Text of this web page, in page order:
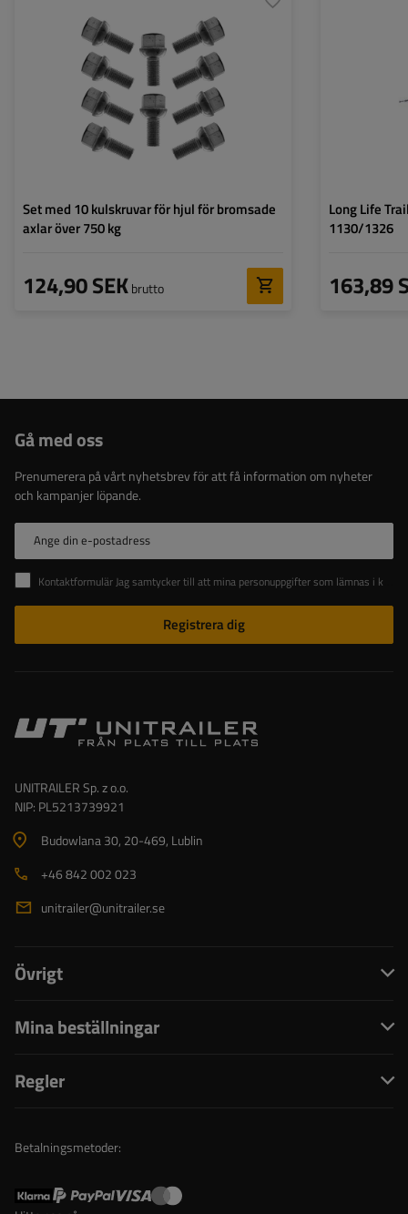
Set med 10 kulskruvar för hjul för bromsade
axlar över 750 kg
124,90 SEKbrutto
Long Life
1130/1326
163,89
Gå med oss
Prenumerera på vårt nyhetsbrev för att få information om nyheter
och kampanjer löpande.
Ange din e-postadress
Kontaktformulär Jag samtycker till att mina personuppgifter som lämnas i kontaktformuläret behandlas i enlighet med Europaparlamentets och rådets förordning (EU).
Registrera dig
UNITRAILER Sp. z o.o.
NIP: PL5213739921
Budowlana 30, 20-469, Lublin
+46 842 002 023
unitrailer@unitrailer.se
Övrigt
Mina beställningar
Regler
Betalningsmetoder: